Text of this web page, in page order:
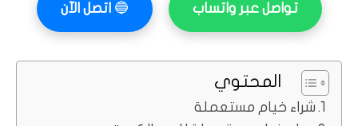
تواصل عبر واتساب 🔵اتصل الآن
المحتوي
شراء خيام مستعملة